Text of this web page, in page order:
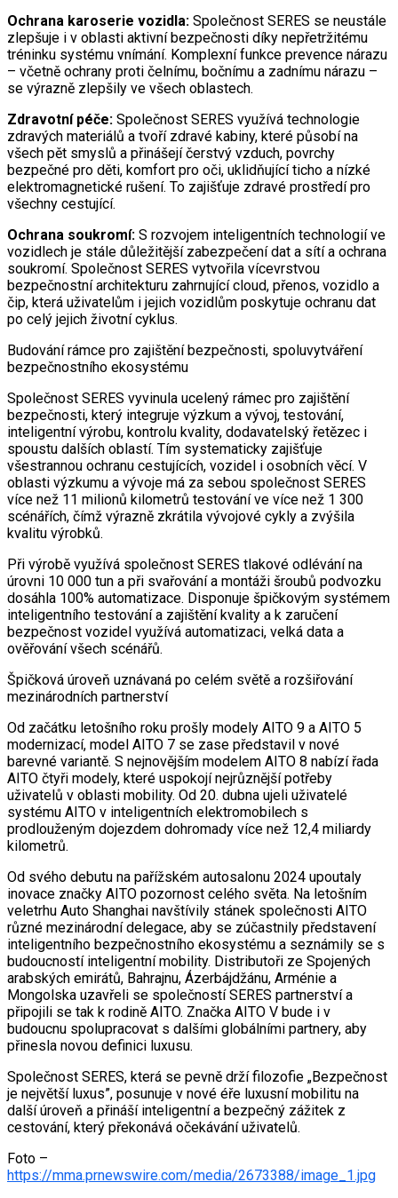
Ochrana karoserie vozidla: Společnost SERES se neustále
zlepšuje i v oblasti aktivní bezpečnosti díky nepřetržitému
tréninku systému vnímání. Komplexní funkce prevence nárazu
– včetně ochrany proti čelnímu, bočnímu a zadnímu nárazu –
se výrazně zlepšily ve všech oblastech.
Zdravotní péče: Společnost SERES využívá technologie
zdravých materiálů a tvoří zdravé kabiny, které působí na
všech pět smyslů a přinášejí čerstvý vzduch, povrchy
bezpečné pro děti, komfort pro oči, uklidňující ticho a nízké
elektromagnetické rušení. To zajišťuje zdravé prostředí pro
všechny cestující.
Ochrana soukromí: S rozvojem inteligentních technologií ve
vozidlech je stále důležitější zabezpečení dat a sítí a ochrana
soukromí. Společnost SERES vytvořila vícevrstvou
bezpečnostní architekturu zahrnující cloud, přenos, vozidlo a
čip, která uživatelům i jejich vozidlům poskytuje ochranu dat
po celý jejich životní cyklus.
Budování rámce pro zajištění bezpečnosti, spoluvytváření
bezpečnostního ekosystému
Společnost SERES vyvinula ucelený rámec pro zajištění
bezpečnosti, který integruje výzkum a vývoj, testování,
inteligentní výrobu, kontrolu kvality, dodavatelský řetězec i
spoustu dalších oblastí. Tím systematicky zajišťuje
všestrannou ochranu cestujících, vozidel i osobních věcí. V
oblasti výzkumu a vývoje má za sebou společnost SERES
více než 11 milionů kilometrů testování ve více než 1 300
scénářích, čímž výrazně zkrátila vývojové cykly a zvýšila
kvalitu výrobků.
Při výrobě využívá společnost SERES tlakové odlévání na
úrovni 10 000 tun a při svařování a montáži šroubů podvozku
dosáhla 100% automatizace. Disponuje špičkovým systémem
inteligentního testování a zajištění kvality a k zaručení
bezpečnost vozidel využívá automatizaci, velká data a
ověřování všech scénářů.
Špičková úroveň uznávaná po celém světě a rozšiřování
mezinárodních partnerství
Od začátku letošního roku prošly modely AITO 9 a AITO 5
modernizací, model AITO 7 se zase představil v nové
barevné variantě. S nejnovějším modelem AITO 8 nabízí řada
AITO čtyři modely, které uspokojí nejrůznější potřeby
uživatelů v oblasti mobility. Od 20. dubna ujeli uživatelé
systému AITO v inteligentních elektromobilech s
prodlouženým dojezdem dohromady více než 12,4 miliardy
kilometrů.
Od svého debutu na pařížském autosalonu 2024 upoutaly
inovace značky AITO pozornost celého světa. Na letošním
veletrhu Auto Shanghai navštívily stánek společnosti AITO
různé mezinárodní delegace, aby se zúčastnily představení
inteligentního bezpečnostního ekosystému a seznámily se s
budoucností inteligentní mobility. Distributoři ze Spojených
arabských emirátů, Bahrajnu, Ázerbájdžánu, Arménie a
Mongolska uzavřeli se společností SERES partnerství a
připojili se tak k rodině AITO. Značka AITO V bude i v
budoucnu spolupracovat s dalšími globálními partnery, aby
přinesla novou definici luxusu.
Společnost SERES, která se pevně drží filozofie „Bezpečnost
je největší luxus”, posunuje v nové éře luxusní mobilitu na
další úroveň a přináší inteligentní a bezpečný zážitek z
cestování, který překonává očekávání uživatelů.
Foto –
https://mma.prnewswire.com/media/2673388/image_1.jpg